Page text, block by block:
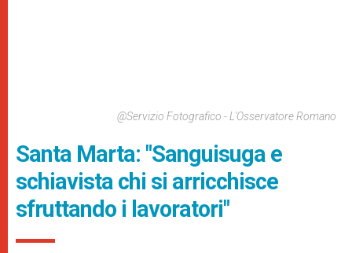
@Servizio Fotografico - L'Osservatore Romano
Santa Marta: "Sanguisuga e
schiavista chi si arricchisce
sfruttando i lavoratori"